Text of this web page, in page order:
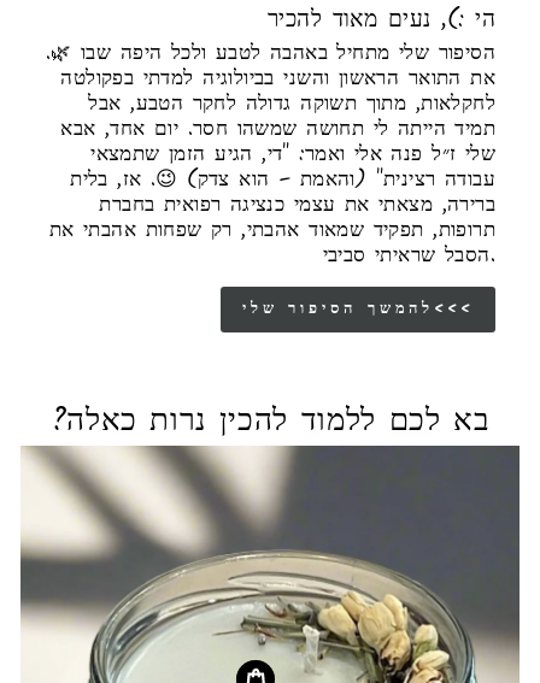
הי :), נעים מאוד להכיר
הסיפור שלי מתחיל באהבה לטבע ולכל היפה שבו 🌿.
את התואר הראשון והשני בביולוגיה למדתי בפקולטה
לחקלאות, מתוך תשוקה גדולה לחקר הטבע, אבל
תמיד הייתה לי תחושה שמשהו חסר. יום אחד, אבא
שלי ז״ל פנה אלי ואמר: "די, הגיע הזמן שתמצאי
עבודה רצינית" (והאמת – הוא צדק) 😉. אז, בלית
ברירה, מצאתי את עצמי כנציגה רפואית בחברת
תרופות, תפקיד שמאוד אהבתי, רק שפחות אהבתי את
הסבל שראיתי סביבי.
להמשך הסיפור שלי<<<
בא לכם ללמוד להכין נרות כאלה?